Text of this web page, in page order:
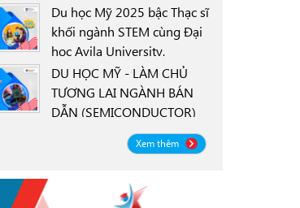
New Zealand Tertiary
College NZTC
Du học Mỹ 2025 bậc Thạc sĩ
khối ngành STEM cùng Đại
học Avila University,
Goodyear, Arizona
0000-00-00
DU HỌC MỸ - LÀM CHỦ
TƯƠNG LAI NGÀNH BÁN
DẪN (SEMICONDUCTOR)
CÙNG ĐẠI HỌC OREGON
STATE UNIVERSITY OSU
Xem thêm